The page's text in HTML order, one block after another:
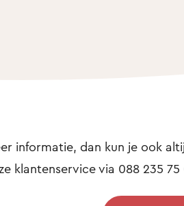
informatie, dan kun je ook
klantenservice via 088 235